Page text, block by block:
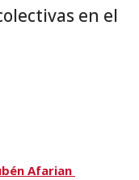
en el
Afarian